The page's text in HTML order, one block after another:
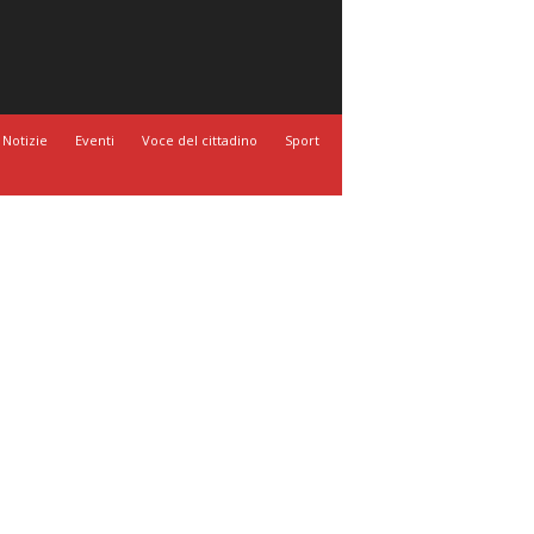
Notizie Eventi Voce del cittadino Sport